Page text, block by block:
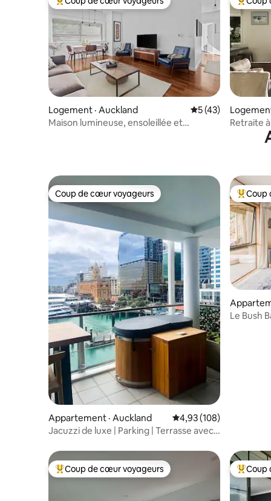
Coup de cœur voyageurs parmi les plus aimés
Logement · Auckland Note moyenne de
5 (43)
Maison lumineuse, ensoleillée et
Coup
Retraite
Coup de cœur voyageurs
Coup de cœur voyageurs
Appartement · Auckland Note moyenne de 4,93
4,93 (108)
Jacuzzi de luxe | Parking | Terrasse avec
Coup
Coup
Le Bush
Coup de cœur voyageurs parmi les plus aimés
Coup de cœur voyageurs Coup
Coup